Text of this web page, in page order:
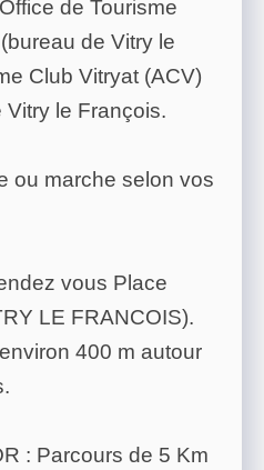
de Tourisme
de Vitry le
Club Vitryat (ACV)
le François.
ou marche selon vos
vous Place
LE FRANCOIS).
400 m autour
: Parcours de 5 Km